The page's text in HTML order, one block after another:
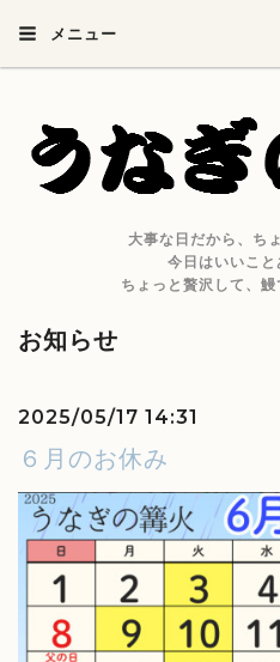
メニュー
大事な日だから、ち
今日はいいこと
ちょっと贅沢して、鰻
お知らせ
2025/05/17 14:31
６月のお休み